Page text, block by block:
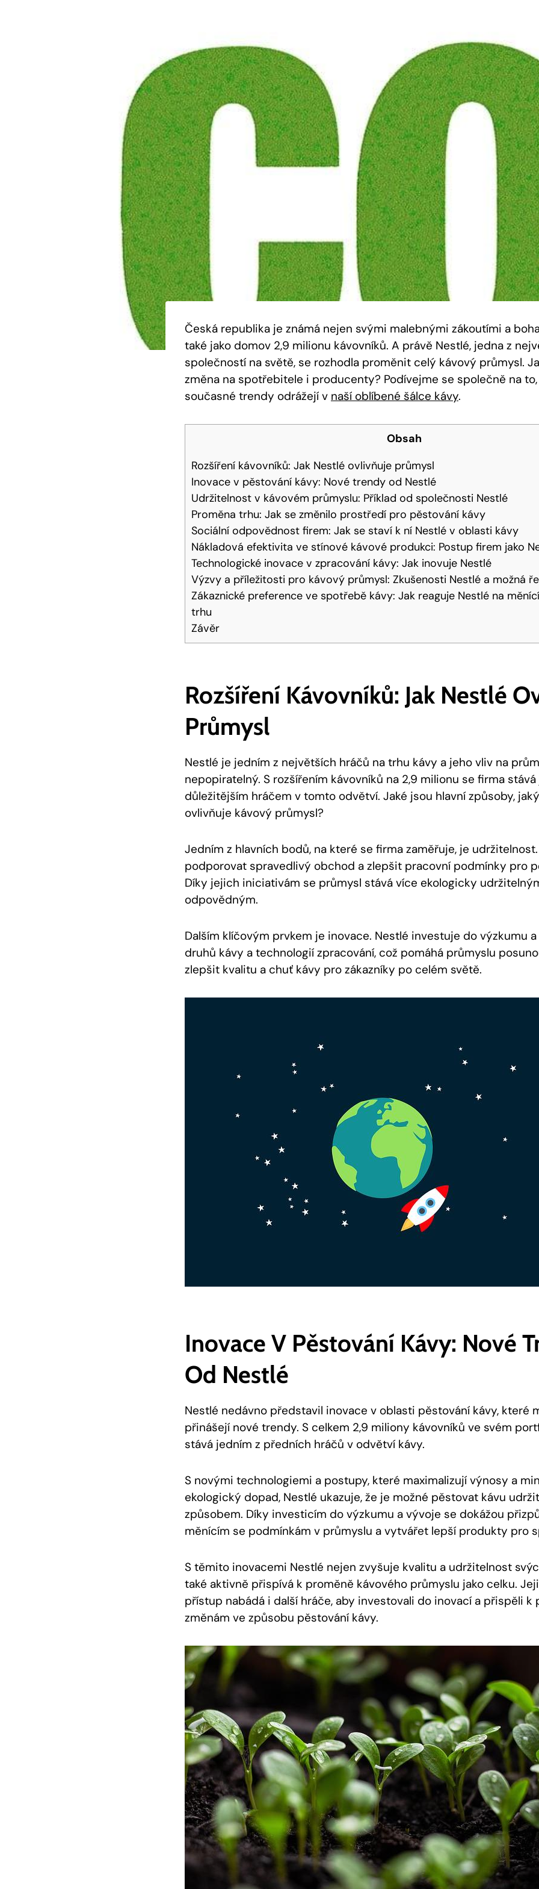
Česká republika je známá nejen svými malebnými zákoutími a
také jako domov 2,9 milionu kávovníků. A právě Nestlé, jedna z
společností na světě, se rozhodla proměnit celý kávový průmysl.
změna na spotřebitele i producenty? Podívejme se společně na
současné trendy odrážejí v naší oblíbené šálce kávy.
Obsah
Rozšíření kávovníků: Jak Nestlé ovlivňuje průmysl
Inovace v pěstování kávy: Nové trendy od Nestlé
Udržitelnost v kávovém průmyslu: Příklad od společnosti Nestlé
Proměna trhu: Jak se změnilo prostředí pro pěstování kávy
Sociální odpovědnost firem: Jak se staví k ní Nestlé v oblasti kávy
Nákladová efektivita ve stínové kávové produkci: Postup firem jako
Technologické inovace v zpracování kávy: Jak inovuje Nestlé
Výzvy a příležitosti pro kávový průmysl: Zkušenosti Nestlé a možná
Zákaznické preference ve spotřebě kávy: Jak reaguje Nestlé na
trhu
Závěr
Rozšíření Kávovníků: Jak Nestlé
Průmysl
Nestlé je jedním z největších hráčů na trhu kávy a jeho vliv na
nepopiratelný. S rozšířením kávovníků na 2,9 milionu se firma
důležitějším hráčem v tomto odvětví. Jaké jsou hlavní způsoby,
ovlivňuje kávový průmysl?
Jedním z hlavních bodů, na které se firma zaměřuje, je
podporovat spravedlivý obchod a zlepšit pracovní podmínky pro
Díky jejich iniciativám se průmysl stává více ekologicky
odpovědným.
Dalším klíčovým prvkem je inovace. Nestlé investuje do výzkumu
druhů kávy a technologií zpracování, což pomáhá průmyslu
zlepšit kvalitu a chuť kávy pro zákazníky po celém světě.
Inovace V Pěstování Kávy: Nové
Od Nestlé
Nestlé nedávno představil inovace v oblasti pěstování kávy, které
přinášejí nové trendy. S celkem 2,9 miliony kávovníků ve svém
stává jedním z předních hráčů v odvětví kávy.
S novými technologiemi a postupy, které maximalizují výnosy a
ekologický dopad, Nestlé ukazuje, že je možné pěstovat kávu
způsobem. Díky investicím do výzkumu a vývoje se dokážou
měnícím se podmínkám v průmyslu a vytvářet lepší produkty pro
S těmito inovacemi Nestlé nejen zvyšuje kvalitu a udržitelnost
také aktivně přispívá k proměně kávového průmyslu jako celku.
přístup nabádá i další hráče, aby investovali do inovací a přispěli k
změnám ve způsobu pěstování kávy.